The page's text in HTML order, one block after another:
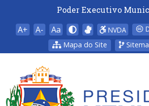
Poder Executivo
A+ A- Aa NVDA
Mapa do Site